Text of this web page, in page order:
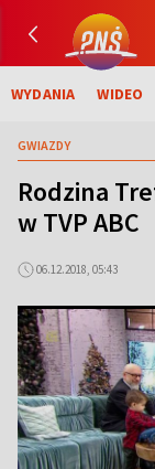
WYDANIA WIDEO
GWIAZDY
Rodzina
w TVP ABC
06.12.2018, 05:43